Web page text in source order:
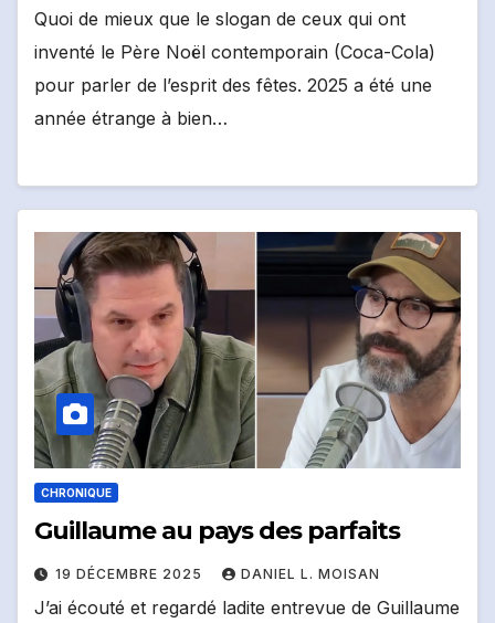
Quoi de mieux que le slogan de ceux qui ont
inventé le Père Noël contemporain (Coca-Cola)
pour parler de l’esprit des fêtes. 2025 a été une
année étrange à bien…
CHRONIQUE
Guillaume au pays des parfaits
19 DÉCEMBRE 2025 DANIEL L. MOISAN
J’ai écouté et regardé ladite entrevue de Guillaume